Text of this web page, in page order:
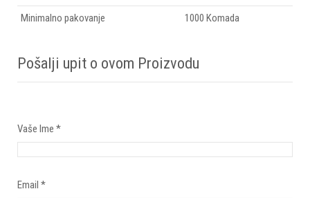
Minimalno pakovanje
1000 Komada
Pošalji upit o ovom Proizvodu
Vaše Ime *
Email *